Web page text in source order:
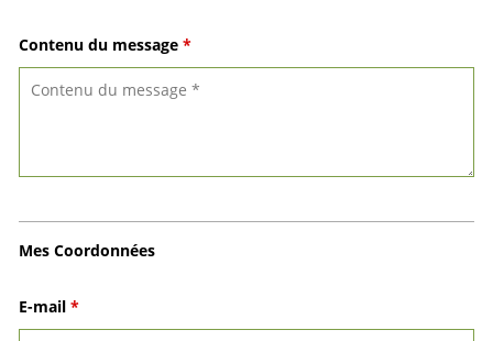
Contenu du message *
Mes Coordonnées
E-mail *